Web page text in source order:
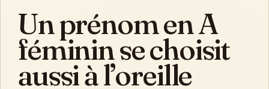
Un prénom en A
féminin se choisit
aussi à l’oreille